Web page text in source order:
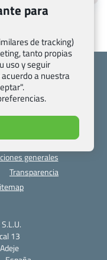
específicas
de agencias
generales
Transparencia
13
para
de tracking)
tanto propias
uso y seguir
a nuestra